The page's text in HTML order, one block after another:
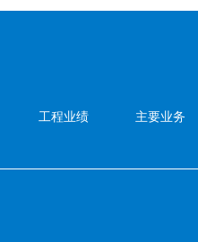
工程业绩 主要业务